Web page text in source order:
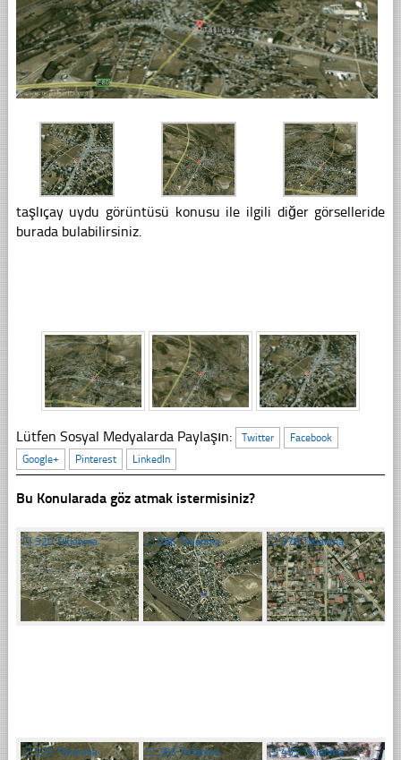
taşlıçay uydu görüntüsü konusu ile ilgili diğer görselleride
burada bulabilirsiniz.
Lütfen Sosyal Medyalarda Paylaşın: Twitter
Facebook
Google+
Pinterest LinkedIn
Bu Konularada göz atmak istermisiniz?
☐320 Tıklanma ☐296 Tıklanma ☐378 Tıklanma
☐225 Tıklanma ☐283 Tıklanma ☐455 Tıklanma